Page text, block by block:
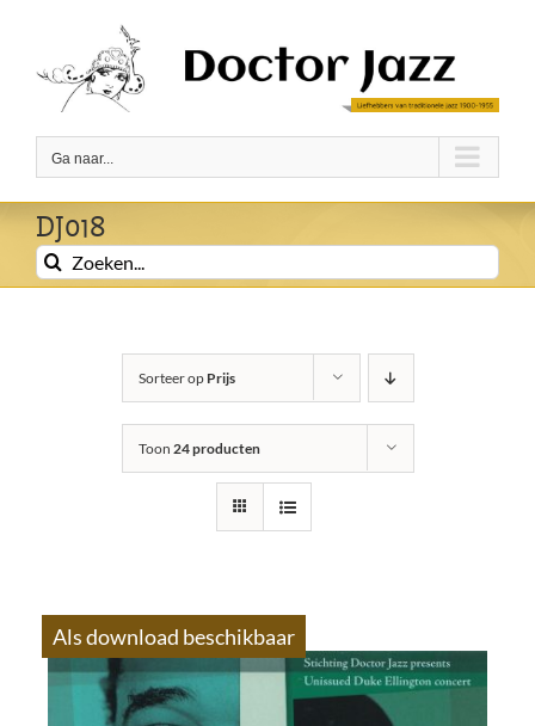
inhoud
Ga naar...
DJ018
Zoeken
naar:
Sorteer op Prijs
Toon 24 producten
Als download beschikbaar